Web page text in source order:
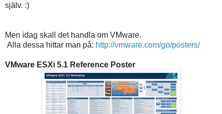
själv. :)
Men idag skall det handla om VMware.
Alla dessa hittar man på: http://vmware.com/go/posters/
VMware ESXi 5.1 Reference Poster